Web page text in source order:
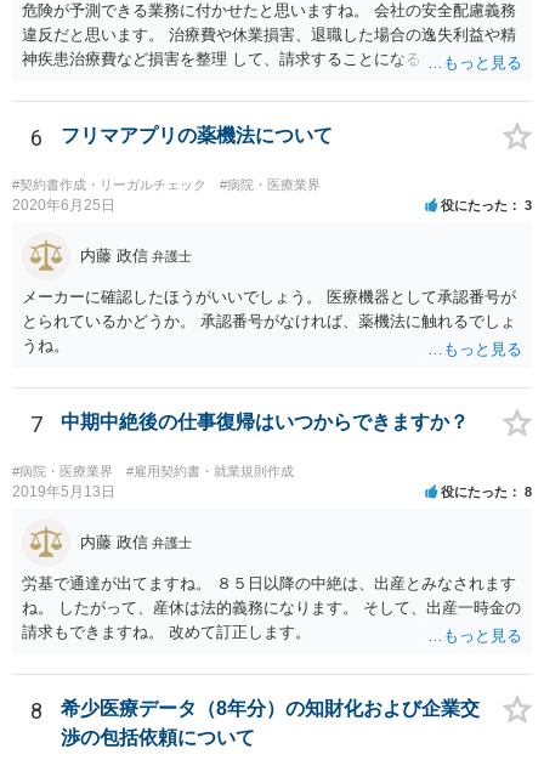
危険が予測できる業務に付かせたと思いますね。 会社の安全配慮義務
違反だと思います。 治療費や休業損害、退職した場合の逸失利益や精
神疾患治療費など損害を整理 して、請求することになるでしょう。 傷
6 フリマアプリの薬機法について
#契約書作成・リーガルチェック #病院・医療業界
2020年6月25日 役にたった 3
内藤 政信 弁護士
メーカーに確認したほうがいいでしょう。 医療機器として承認番号が
とられているかどうか。 承認番号がなければ、薬機法に触れるでしょ
うね。
7 中期中絶後の仕事復帰はいつからできますか？
#病院・医療業界 #雇用契約書・就業規則作成
2019年5月13日 役にたった 8
内藤 政信 弁護士
労基で通達が出てますね。 ８５日以降の中絶は、出産とみなされます
ね。 したがって、産休は法的義務になります。 そして、出産一時金の
請求もできますね。 改めて訂正します。
8
希少医療データ（8年分）の知財化および企業交
渉の包括依頼について